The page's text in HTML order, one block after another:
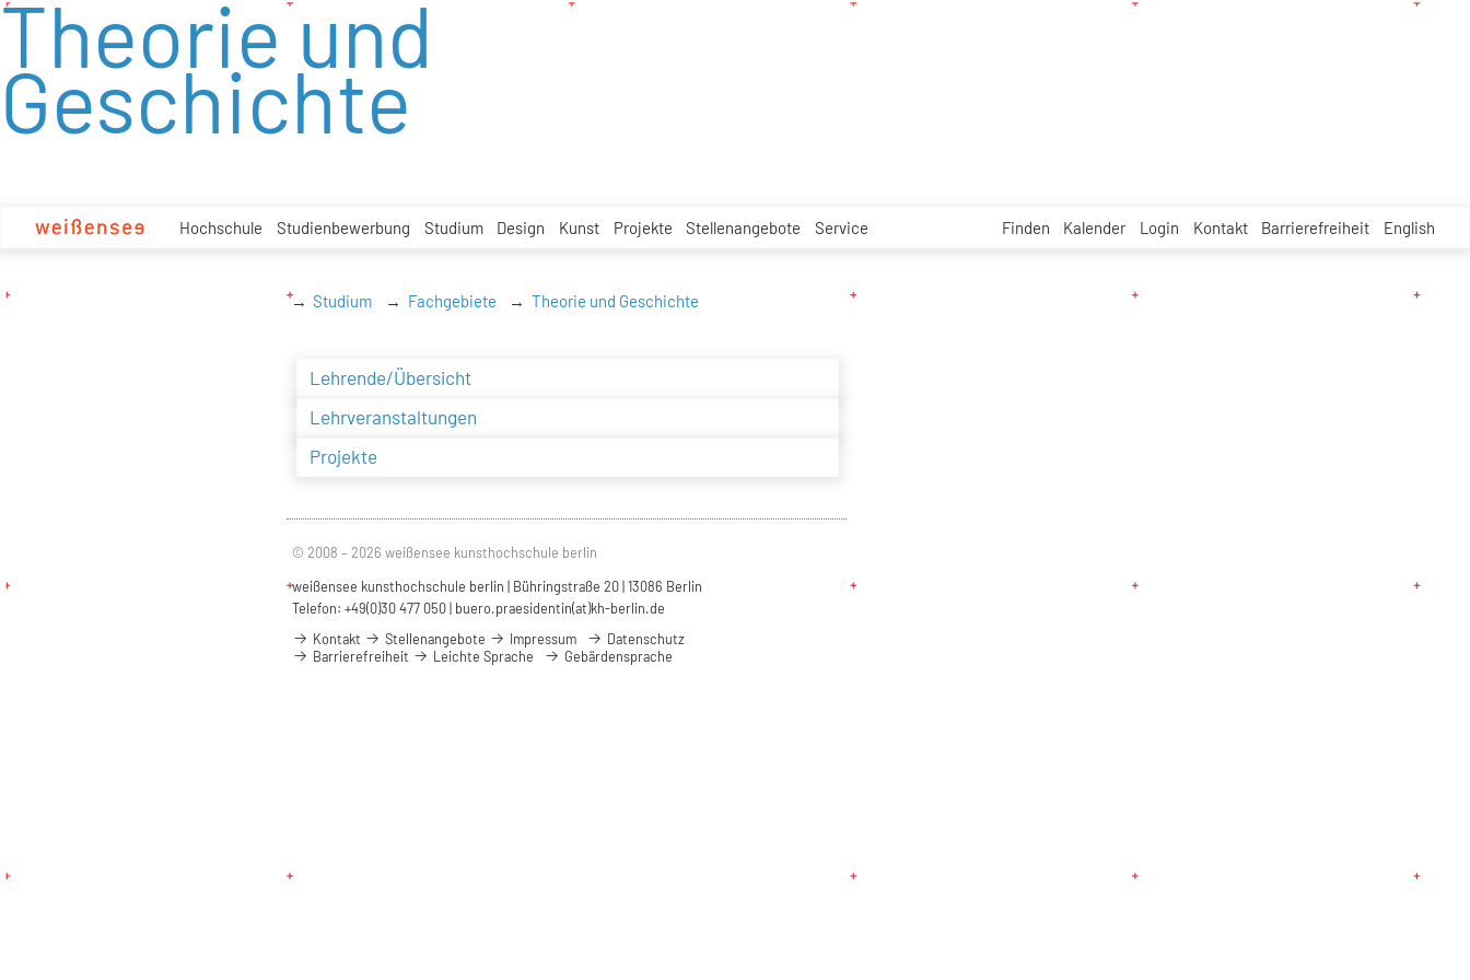
zum
Hochschule Studienbewerbung Studium Design Kunst Projekte Stellenangebote Service Finden Kalender Login Kontakt Barrierefreiheit English
Theorie und
Geschichte
Studium Fachgebiete Theorie und Geschichte
Lehrende/Übersicht
Lehrveranstaltungen
Projekte
© 2008 – 2026 weißensee kunsthochschule berlin
weißensee kunsthochschule berlin | Bühringstraße 20 | 13086 Berlin
Telefon: +49(0)30 477 050 | buero.praesidentin(at)kh-berlin.de
Kontakt
Stellenangebote Impressum
Datenschutz
Barrierefreiheit
Leichte Sprache Gebärdensprache